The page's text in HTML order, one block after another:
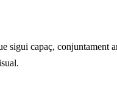
sigui capaç,